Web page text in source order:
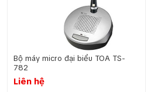
Bộ máy micro đại biểu TOA TS-
782
Liên hệ